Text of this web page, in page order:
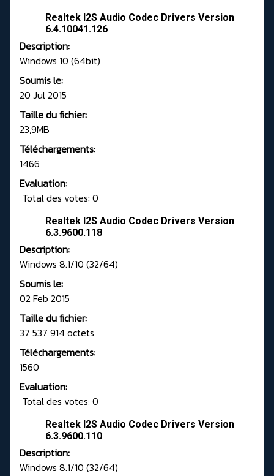
Realtek I2S Audio Codec Drivers Version
6.4.10041.126
Description:
Windows 10 (64bit)
Soumis le:
20 Jul 2015
Taille du fichier:
23,9MB
Téléchargements:
1466
Evaluation:
Total des votes: 0
Realtek I2S Audio Codec Drivers Version
6.3.9600.118
Description:
Windows 8.1/10 (32/64)
Soumis le:
02 Feb 2015
Taille du fichier:
37 537 914 octets
Téléchargements:
1560
Evaluation:
Total des votes: 0
Realtek I2S Audio Codec Drivers Version
6.3.9600.110
Description:
Windows 8.1/10 (32/64)